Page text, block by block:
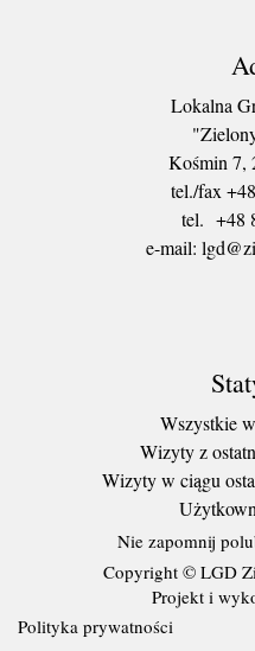
Lokalna
Kośmin 7,
tel./fax
tel. +48
​e-mail:
Wszystkie
Wizyty z
Wizyty w ciągu
Nie zapomnij
Copyright © LGD
Projekt i
Polityka prywatności